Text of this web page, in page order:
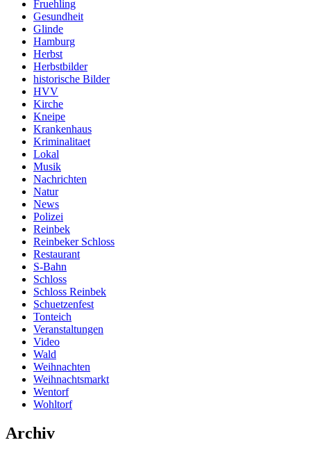
Fruehling
Gesundheit
Glinde
Hamburg
Herbst
Herbstbilder
historische Bilder
HVV
Kirche
Kneipe
Krankenhaus
Kriminalitaet
Lokal
Musik
Nachrichten
Natur
News
Polizei
Reinbek
Reinbeker Schloss
Restaurant
S-Bahn
Schloss
Schloss Reinbek
Schuetzenfest
Tonteich
Veranstaltungen
Video
Wald
Weihnachten
Weihnachtsmarkt
Wentorf
Wohltorf
Archiv